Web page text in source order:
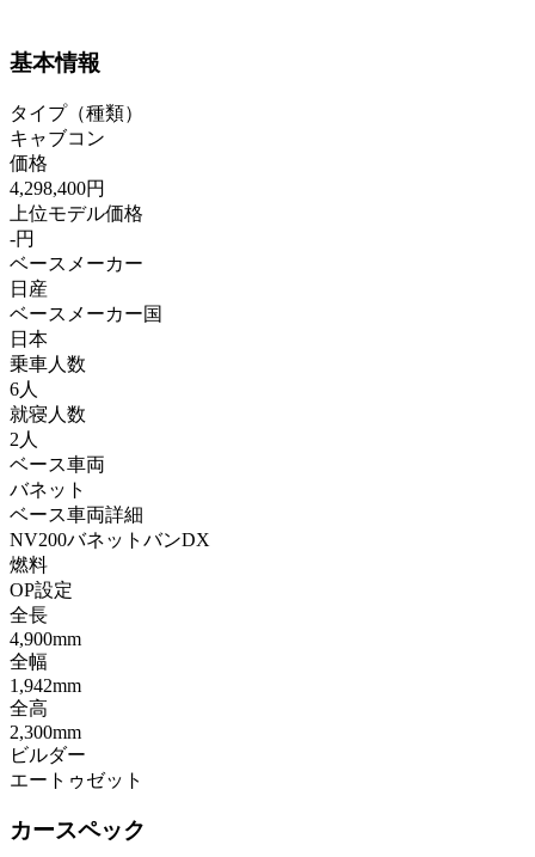
基本情報
タイプ（種類）
キャブコン
価格
4,298,400円
上位モデル価格
-円
ベースメーカー
日産
ベースメーカー国
日本
乗車人数
6人
就寝人数
2人
ベース車両
バネット
ベース車両詳細
NV200バネットバンDX
燃料
OP設定
全長
4,900mm
全幅
1,942mm
全高
2,300mm
ビルダー
エートゥゼット
カースペック